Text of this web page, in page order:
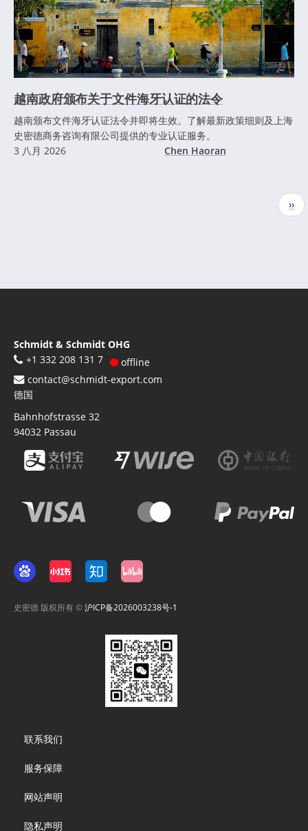
越南政府颁布关于文件海牙认证的法令
越南颁布文件海牙认证法令并即将生效。了解最新政策细则及上海
史密德商务咨询有限公司提供的专业认证服务。
3 八月 2026
Chen Haoran
下
一
››
Schmidt & Schmidt OHG
+1 332 208 131 7
offline
contact@schmidt-export.com
德国
Bahnhofstrasse 32
94032 Passau
史密德 版权所有 ©沪ICP备2026003238号-1
menu
联系我们
服务保障
网站声明
隐私声明